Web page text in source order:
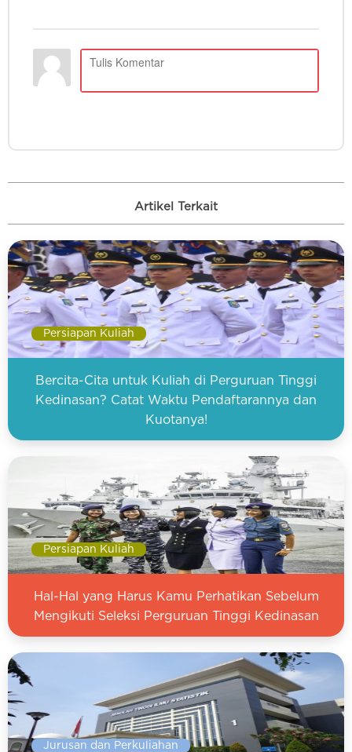
Artikel Terkait
Persiapan Kuliah
Bercita-Cita untuk Kuliah di Perguruan Tinggi
Kedinasan? Catat Waktu Pendaftarannya dan
Kuotanya!
Persiapan Kuliah
Hal-Hal yang Harus Kamu Perhatikan Sebelum
Mengikuti Seleksi Perguruan Tinggi Kedinasan
Jurusan dan Perkuliahan